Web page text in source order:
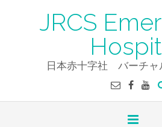
JRCS
日本赤十字社 バーチャ